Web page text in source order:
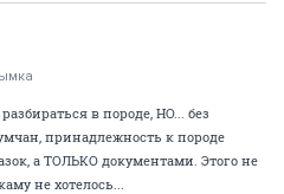
в породе, НО... без
принадлежность к породе
а ТОЛЬКО документами. Этого не
не хотелось...